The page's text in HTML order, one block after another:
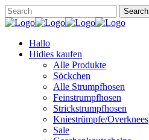
Hallo
Hidies kaufen
Alle Produkte
Söckchen
Alle Strumpfhosen
Feinstrumpfhosen
Strickstrumpfhosen
Kniestrümpfe/Overknees
Sale